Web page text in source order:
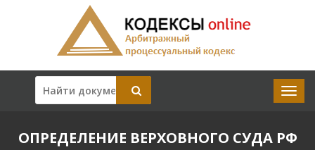
ОПРЕДЕЛЕНИЕ ВЕРХОВНОГО СУДА РФ